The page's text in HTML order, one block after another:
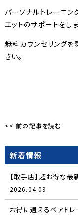
パーソナルトレーニ
エットのサポートをしま
無料カウンセリングを
さい。
<< 前の記事を読む
新着情報
【取手店】超お得な最
2026.04.09
お得に通えるペアトレ